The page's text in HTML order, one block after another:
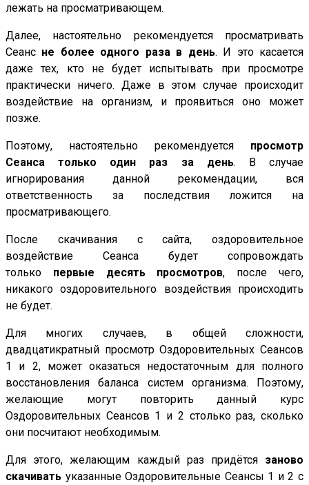
лежать на просматривающем.
Далее, настоятельно рекомендуется просматривать
Сеанс не более одного раза в день. И это касается
даже тех, кто не будет испытывать при просмотре
практически ничего. Даже в этом случае происходит
воздействие на организм, и проявиться оно может
позже.
Поэтому, настоятельно рекомендуется просмотр
Сеанса только один раз за день. В случае
игнорирования данной рекомендации, вся
ответственность за последствия ложится на
просматривающего.
После скачивания с сайта, оздоровительное
воздействие Сеанса будет сопровождать
только первые десять просмотров, после чего,
никакого оздоровительного воздействия происходить
не будет.
Для многих случаев, в общей сложности,
двадцатикратный просмотр Оздоровительных Сеансов
1 и 2, может оказаться недостаточным для полного
восстановления баланса систем организма. Поэтому,
желающие могут повторить данный курс
Оздоровительных Сеансов 1 и 2 столько раз, сколько
они посчитают необходимым.
Для этого, желающим каждый раз придётся заново
скачивать указанные Оздоровительные Сеансы 1 и 2 с